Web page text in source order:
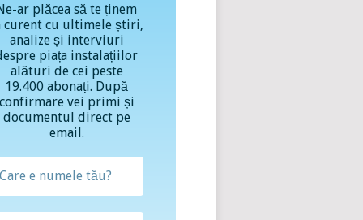
ar plăcea să te ținem
curent cu ultimele știri,
analize și interviuri
piața instalațiilor
alături de cei peste
19.400 abonați. După
vei primi și
documentul direct pe
email.